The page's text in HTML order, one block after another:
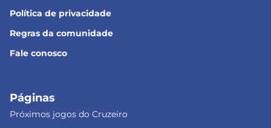
Política de privacidade
Regras da comunidade
Fale conosco
Páginas
Próximos jogos do Cruzeiro